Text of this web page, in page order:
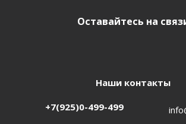
Оставайтесь на
Наши контакты
+7(925)0-499-499